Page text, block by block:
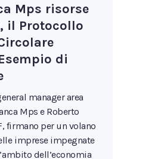
Mps risorse
il Protocollo
di
manager area
Mps e Roberto
firmano per un volano
imprese impegnate
dell’economia